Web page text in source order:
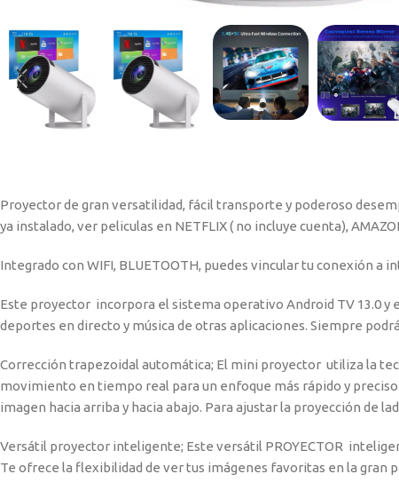
Proyector de gran versatilidad, fácil transporte y poderoso
ya instalado, ver peliculas en NETFLIX ( no incluye cuenta),
Integrado con WIFI, BLUETOOTH, puedes vincular tu conexión
Este proyector incorpora el sistema operativo Android TV 13.0 y
deportes en directo y música de otras aplicaciones. Siempre
Corrección trapezoidal automática; El mini proyector utiliza la
movimiento en tiempo real para un enfoque más rápido y
imagen hacia arriba y hacia abajo. Para ajustar la proyección de
Versátil proyector inteligente; Este versátil PROYECTOR
Te ofrece la flexibilidad de ver tus imágenes favoritas en la gran